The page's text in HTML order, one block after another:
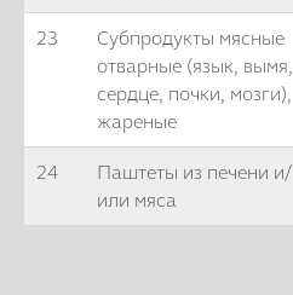
23
Субпродукты мясные
отварные (язык, вымя,
сердце, почки, мозги),
жареные
24
Паштеты из печени и/
или мяса